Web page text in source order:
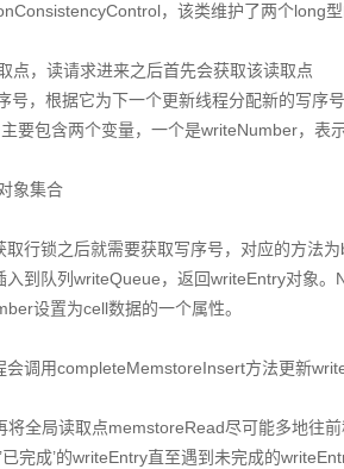
，该类维护了两个long
点，读请求进来之后首先会获取该读取点
，根据它为下一个更新线程分配新的写序号
要包含两个变量，一个是writeNumber，表
象集合
行锁之后就需要获取写序号，对应的方法
到队列writeQueue，返回writeEntry对象。
设置为cell数据的一个属性。
调用completeMemstoreInsert方法更新
将全局读取点memstoreRead尽可能多地往
完成’的writeEntry直至遇到未完成的